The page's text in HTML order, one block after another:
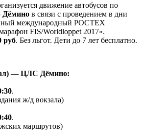
движение автобусов по
Дёмино в связи с проведением в дни
международный РОСТЕХ
FIS/Worldloppet 2017».
руб. Без льгот. Дети до 7 лет бесплатно.
— ЦЛС Дёмино:
.
ж/д вокзала)
.
маршрутов)